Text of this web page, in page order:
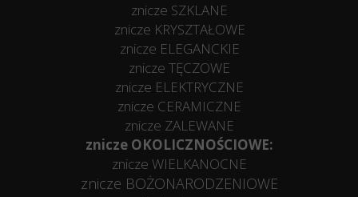
znicze SZKLANE
znicze KRYSZTAŁOWE
znicze ELEGANCKIE
znicze TĘCZOWE
znicze ELEKTRYCZNE
znicze CERAMICZNE
znicze ZALEWANE
znicze OKOLICZNOŚCIOWE:
znicze WIELKANOCNE
znicze BOŻONARODZENIOWE